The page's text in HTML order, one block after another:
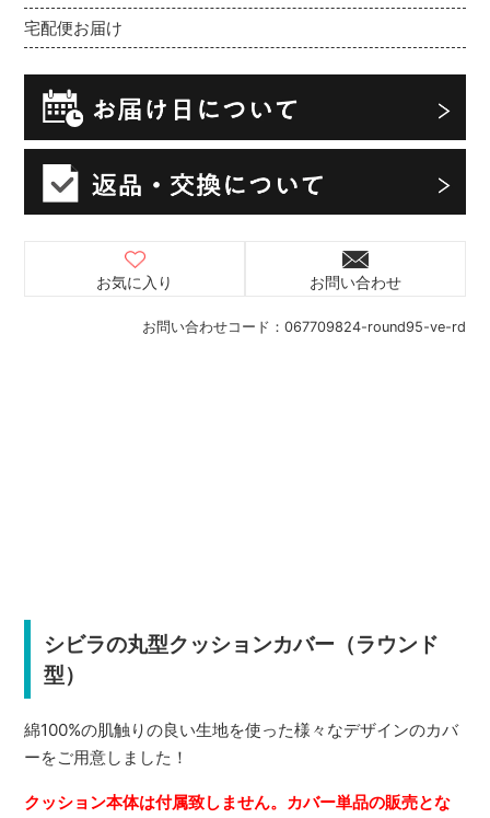
お問い合わせコード： 067709824-round95-ve-rd
宅配便お届け
お気に入り お問い合わせ
シビラの丸型クッションカバー（ラウンド
型）
綿100%の肌触りの良い生地を使った様々なデザインのカバ
ーをご用意しました！
クッション本体は付属致しません。カバー単品の販売とな